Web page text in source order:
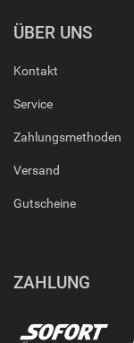
ÜBER UNS
Kontakt
Service
Zahlungsmethoden
Versand
Gutscheine
ZAHLUNG